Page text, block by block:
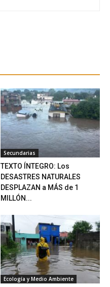
Secundarias
TEXTO ÍNTEGRO: Los
DESASTRES NATURALES
DESPLAZAN a MÁS de 1
MILLÓN...
Ecología y Medio Ambiente